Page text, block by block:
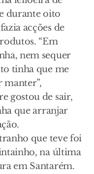
durante oito
acções de
“Em
nem sequer
tinha que me
manter”,
gostou de sair,
que arranjar
que teve foi
na última
em Santarém.